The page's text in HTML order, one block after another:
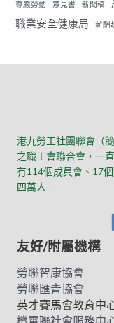
尊嚴勞動 意見書 新聞稿
職業安全健康局 薪酬
港九勞工社團聯會（
之職工會聯合會，一
有114個成員會、17
四萬人。
友好/附屬機構
勞聯智康協會
勞聯匯青協會
英才賽馬會教育中